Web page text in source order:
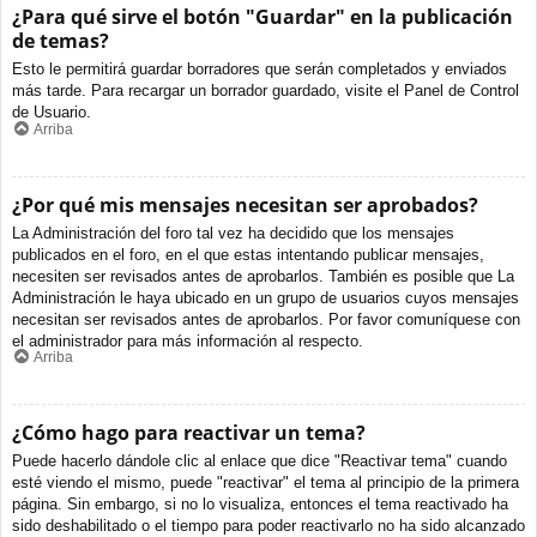
¿Para qué sirve el botón "Guardar" en la publicación
de temas?
Esto le permitirá guardar borradores que serán completados y enviados
más tarde. Para recargar un borrador guardado, visite el Panel de Control
de Usuario.
Arriba
¿Por qué mis mensajes necesitan ser aprobados?
La Administración del foro tal vez ha decidido que los mensajes
publicados en el foro, en el que estas intentando publicar mensajes,
necesiten ser revisados antes de aprobarlos. También es posible que La
Administración le haya ubicado en un grupo de usuarios cuyos mensajes
necesitan ser revisados antes de aprobarlos. Por favor comuníquese con
el administrador para más información al respecto.
Arriba
¿Cómo hago para reactivar un tema?
Puede hacerlo dándole clic al enlace que dice "Reactivar tema" cuando
esté viendo el mismo, puede "reactivar" el tema al principio de la primera
página. Sin embargo, si no lo visualiza, entonces el tema reactivado ha
sido deshabilitado o el tiempo para poder reactivarlo no ha sido alcanzado